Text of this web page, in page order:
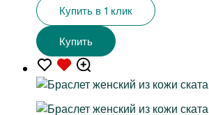
Купить в 1 клик
Купить